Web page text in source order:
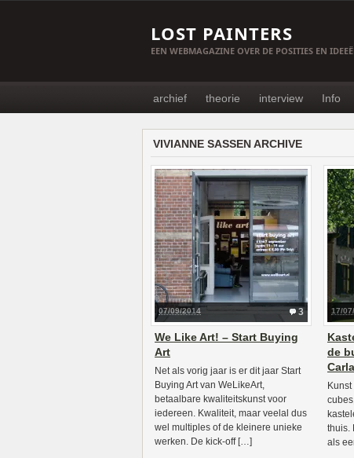
LOST PAINTERS
EEN WEBMAGAZINE OVER DE POSITIES EN
archief theorie interview Info
VIVIANNE SASSEN ARCHIVE
3
07/09/2014
We Like Art! – Start Buying
Art
Net als vorig jaar is er dit jaar Start
Buying Art van WeLikeArt,
betaalbare kwaliteitskunst voor
iedereen. Kwaliteit, maar veelal dus
wel multiples of de kleinere unieke
werken. De kick-off […]
17/
de
thuis.
als